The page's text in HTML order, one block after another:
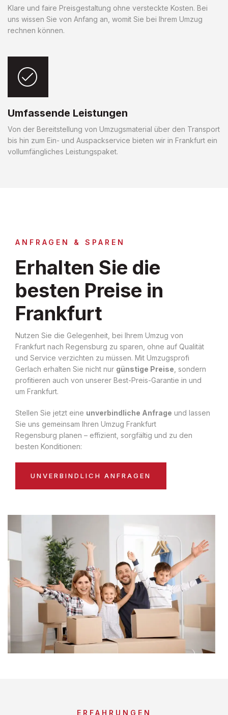
Klare und faire Preisgestaltung ohne versteckte Kosten. Bei
uns wissen Sie von Anfang an, womit Sie bei Ihrem Umzug
rechnen können.
Umfassende Leistungen
Von der Bereitstellung von Umzugsmaterial über den Transport
bis hin zum Ein- und Auspackservice bieten wir in Frankfurt ein
vollumfängliches Leistungspaket.
ANFRAGEN & SPAREN
Erhalten Sie die
besten Preise in
Frankfurt
Nutzen Sie die Gelegenheit, bei Ihrem Umzug von
Frankfurt nach Regensburg zu sparen, ohne auf Qualität
und Service verzichten zu müssen. Mit Umzugsprofi
Gerlach erhalten Sie nicht nur günstige Preise , sondern
profitieren auch von unserer Best-Preis-Garantie in und
um Frankfurt.
Stellen Sie jetzt eine unverbindliche Anfrage und lassen
Sie uns gemeinsam Ihren Umzug Frankfurt
Regensburg planen – effizient, sorgfältig und zu den
besten Konditionen:
UNVERBINDLICH ANFRAGEN
ERFAHRUNGEN